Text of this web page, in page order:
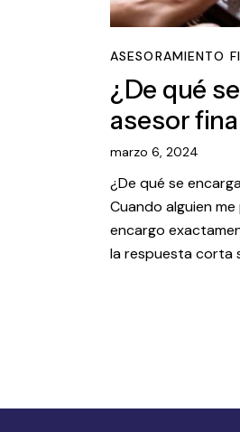
ASESORAMIENTO
¿De qué
asesor
marzo 6, 2024
¿De qué se
Cuando alguien
encargo
la respuesta corta